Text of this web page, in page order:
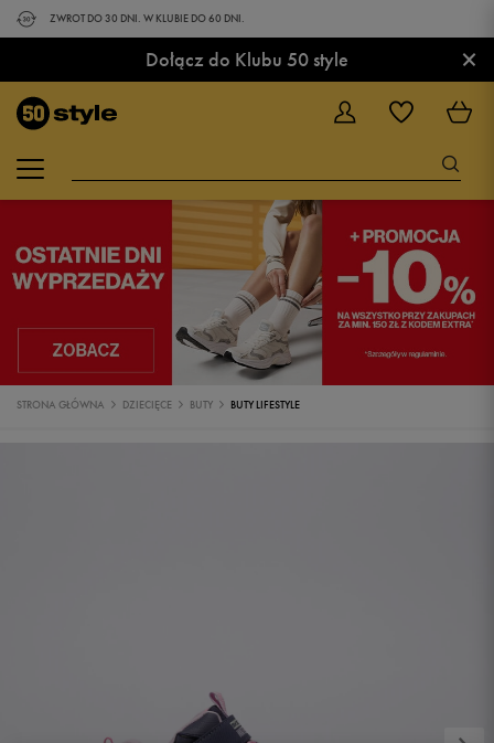
ZWROT DO 30 DNI. W KLUBIE DO 60 DNI.
Dołącz do Klubu 50 style ×
STRONA GŁÓWNA DZIECIĘCE BUTY BUTY LIFESTYLE